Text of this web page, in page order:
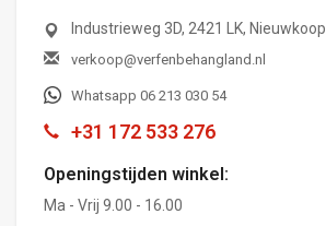
Industrieweg 3D, 2421 LK, Nieuwkoop
verkoop@verfenbehangland.nl
Whatsapp 06 213 030 54
+31 172 533 276
Openingstijden winkel:
Ma - Vrij 9.00 - 16.00